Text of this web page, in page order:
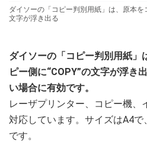
ダイソーの「コピー判別用紙」は、原本を
文字が浮き出る
ダイソーの「コピー判別用紙」
ピー側に“COPY”の文字が浮き
い場合に有効です。
レーザプリンター、コピー機、
対応しています。サイズはA4で
です。